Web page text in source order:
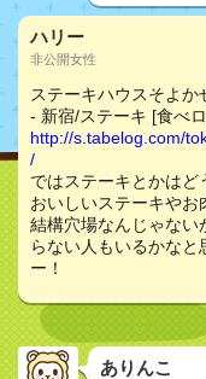
ハリー
非公開女性
ステーキハウスそよか
- 新宿/ステーキ [食べ
http://s.tabelog.com/
/
ではステーキとかはど
おいしいステーキやお
結構穴場なんじゃない
らない人もいるかな
ー！
ありんこ